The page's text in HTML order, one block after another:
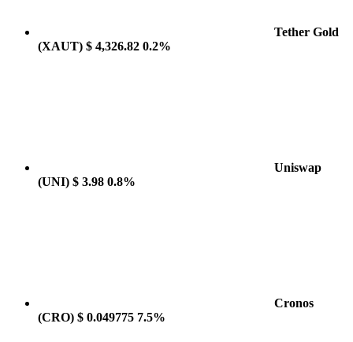
Tether Gold
(XAUT) $ 4,326.82 0.2%
Uniswap
(UNI) $ 3.98 0.8%
Cronos
(CRO) $ 0.049775 7.5%